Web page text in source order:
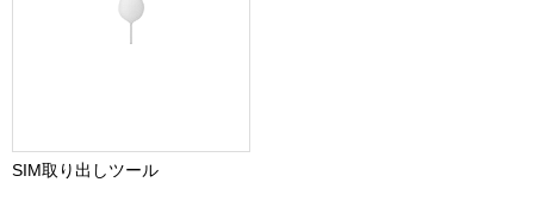
SIM取り出しツール